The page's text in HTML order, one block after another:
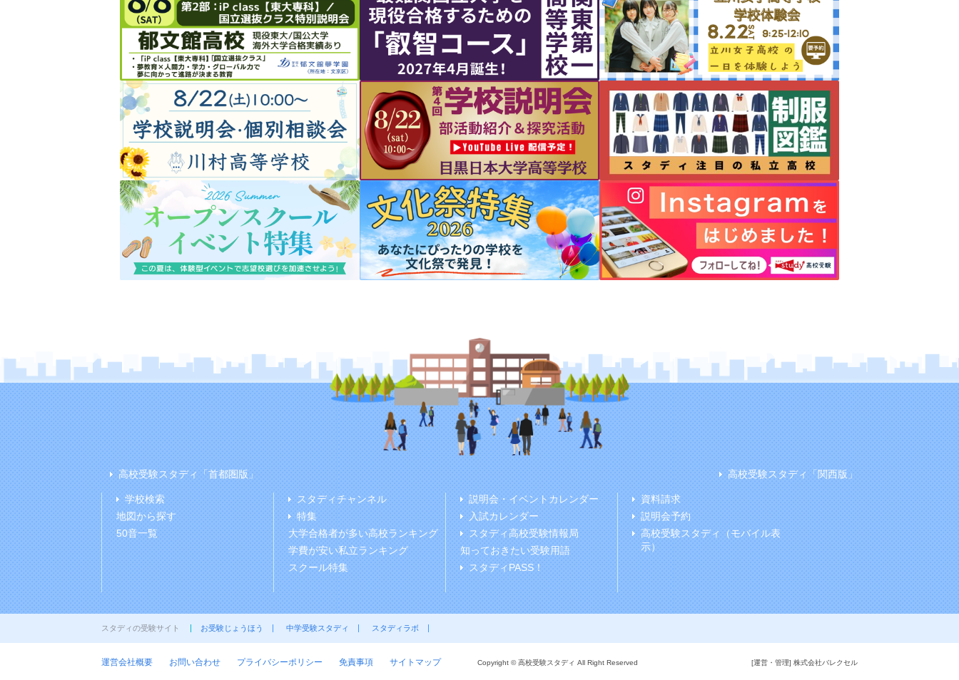
高校受験スタディ「首都圏版」 高校受験スタディ「関西版」
学校検索
地図から探す
50音一覧
スタディチャンネル
特集
大学合格者が多い高校ランキング
学費が安い私立ランキング
スクール特集
説明会・イベントカレンダー
入試カレンダー
スタディ高校受験情報局
知っておきたい受験用語
スタディPASS！
資料請求
説明会予約
高校受験スタディ（モバイル表
示）
スタディの受験サイト お受験じょうほう 中学受験スタディ スタディラボ
運営会社概要 お問い合わせ プライバシーポリシー 免責事項 サイトマップ Copyright © 高校受験スタディ All Right Reserved [運営・管理] 株式会社バレクセル